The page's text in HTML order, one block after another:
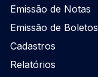
Emissão de Notas
Emissão de Boletos
Cadastros
Relatórios